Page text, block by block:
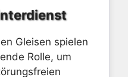
Gleisen spielen
Rolle, um